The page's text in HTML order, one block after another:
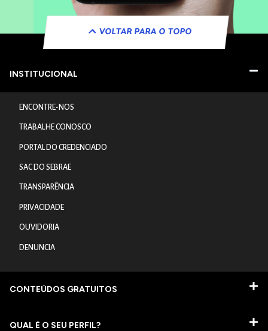
VOLTAR PARA O TOPO
INSTITUCIONAL
ENCONTRE-NOS
TRABALHE CONOSCO
PORTAL DO CREDENCIADO
SAC DO SEBRAE
TRANSPARÊNCIA
PRIVACIDADE
OUVIDORIA
DENUNCIA
CONTEÚDOS GRATUITOS
QUAL É O SEU PERFIL?